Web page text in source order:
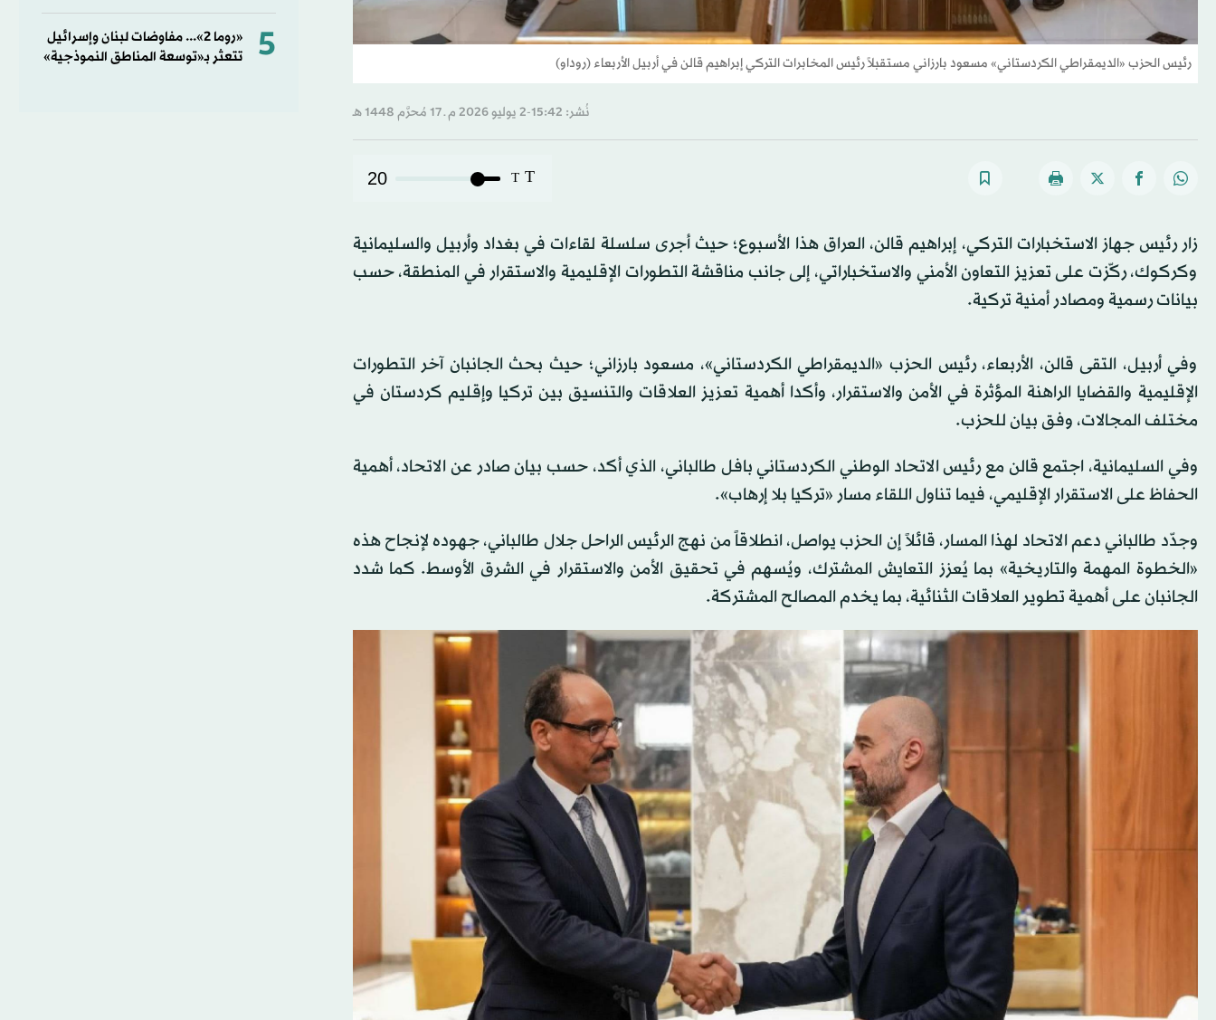
رئيس الحزب «الديمقراطي الكردستاني» مسعود بارزاني مستقبلاً رئيس المخابرات التركي إبراهيم قالن في أربيل الأربعاء (روداو)
نُشر: 15:42-2 يوليو 2026 م ـ 17 مُحرَّم 1448 هـ
T
T
20
زار رئيس جهاز الاستخبارات التركي، إبراهيم قالن، العراق هذا الأسبوع؛ حيث أجرى سلسلة لقاءات في بغداد وأربيل والسليمانية
وكركوك، ركّزت على تعزيز التعاون الأمني والاستخباراتي، إلى جانب مناقشة التطورات الإقليمية والاستقرار في المنطقة، حسب
بيانات رسمية ومصادر أمنية تركية.
وفي أربيل، التقى قالن، الأربعاء، رئيس الحزب «الديمقراطي الكردستاني»، مسعود بارزاني؛ حيث بحث الجانبان آخر التطورات
الإقليمية والقضايا الراهنة المؤثرة في الأمن والاستقرار، وأكدا أهمية تعزيز العلاقات والتنسيق بين تركيا وإقليم كردستان في
مختلف المجالات، وفق بيان للحزب.
وفي السليمانية، اجتمع قالن مع رئيس الاتحاد الوطني الكردستاني بافل طالباني، الذي أكد، حسب بيان صادر عن الاتحاد، أهمية
الحفاظ على الاستقرار الإقليمي، فيما تناول اللقاء مسار «تركيا بلا إرهاب».
وجدّد طالباني دعم الاتحاد لهذا المسار، قائلاً إن الحزب يواصل، انطلاقاً من نهج الرئيس الراحل جلال طالباني، جهوده لإنجاح هذه
«الخطوة المهمة والتاريخية» بما يُعزز التعايش المشترك، ويُسهم في تحقيق الأمن والاستقرار في الشرق الأوسط. كما شدد
الجانبان على أهمية تطوير العلاقات الثنائية، بما يخدم المصالح المشتركة.
5
«روما 2»... مفاوضات لبنان وإسرائيل
تتعثر بـ«توسعة المناطق النموذجية»